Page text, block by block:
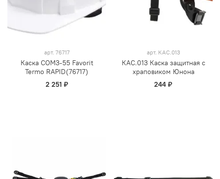
арт. 76717
Каска СОМЗ-55 Favorit
Termo RAPID(76717)
2 251 ₽
арт. КАС.013
КАС.013 Каска защитная с
храповиком Юнона
244 ₽